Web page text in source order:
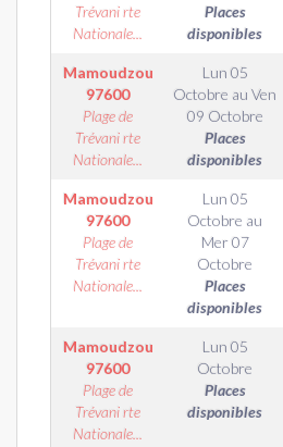
Trévani rte
Nationale...
Places
disponibles
Mamoudzou
97600
Plage de
Trévani rte
Nationale...
Lun 05
Octobre au Ven
09 Octobre
Places
disponibles
Mamoudzou
97600
Plage de
Trévani rte
Nationale...
Lun 05
Octobre au
Mer 07
Octobre
Places
disponibles
Mamoudzou
97600
Plage de
Trévani rte
Nationale...
Lun 05
Octobre
Places
disponibles